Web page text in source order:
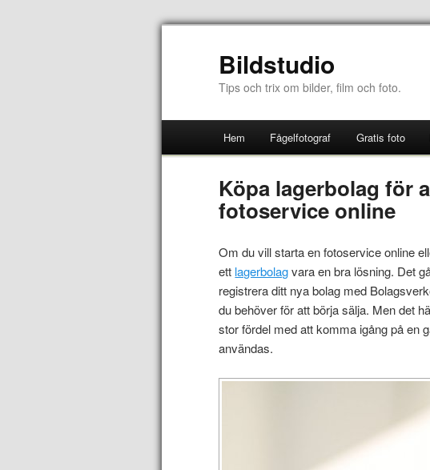
Bildstudio
Tips och trix om bilder, film och foto.
Hem Fågelfotograf Gratis foto
Köpa lagerbolag för
fotoservice online
Om du vill starta en fotoservice online
ett lagerbolagvara en bra lösning. Det
registrera ditt nya bolag med
du behöver för att börja sälja. Men det
stor fördel med att komma igång på en
användas.